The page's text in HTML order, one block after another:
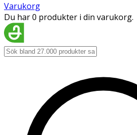
Varukorg
Du har 0 produkter i din varukorg.